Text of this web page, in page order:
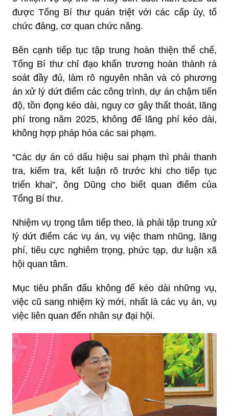
được Tổng Bí thư quán triệt với các cấp ủy, tổ
chức đảng, cơ quan chức năng.
Bên cạnh tiếp tục tập trung hoàn thiện thể chế,
Tổng Bí thư chỉ đạo khẩn trương hoàn thành rà
soát đầy đủ, làm rõ nguyên nhân và có phương
án xử lý dứt điểm các công trình, dự án chậm tiến
độ, tồn đọng kéo dài, nguy cơ gây thất thoát, lãng
phí trong năm 2025, không để lãng phí kéo dài,
không hợp pháp hóa các sai phạm.
“Các dự án có dấu hiệu sai phạm thì phải thanh
tra, kiểm tra, kết luận rõ trước khi cho tiếp tục
triển khai”, ông Dũng cho biết quan điểm của
Tổng Bí thư.
Nhiệm vụ trọng tâm tiếp theo, là phải tập trung xử
lý dứt điểm các vụ án, vụ việc tham nhũng, lãng
phí, tiêu cực nghiêm trọng, phức tạp, dư luận xã
hội quan tâm.
Mục tiêu phấn đấu không để kéo dài những vụ,
việc cũ sang nhiệm kỳ mới, nhất là các vụ án, vụ
việc liên quan đến nhân sự đại hội.